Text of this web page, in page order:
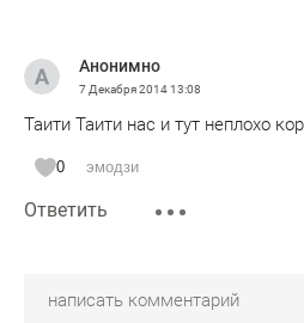
Анонимно
7 Декабря 201413:08
Таити Таити нас и тут неплохо
0 эмодзи
Ответить